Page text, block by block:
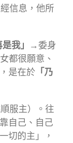
信息，他所
是我」→委身
都很願意、
是在於 「乃
服主）。往
自己、自己
切的主」，